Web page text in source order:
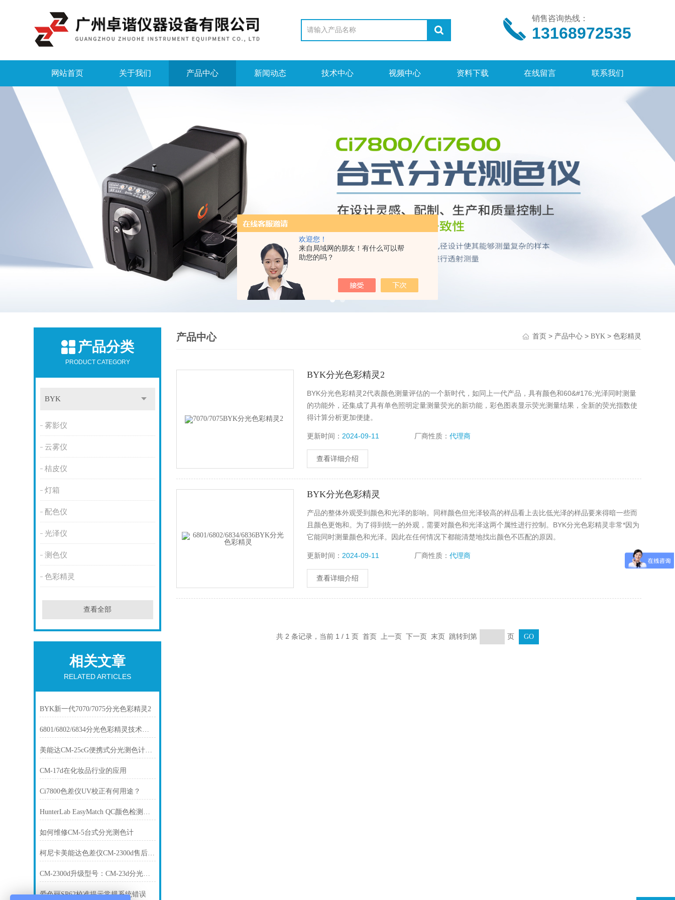
欢迎您！
来自局域网的朋友！有什么可以帮
助您的吗？
销售咨询热线：
13168972535
网站首页 关于我们 产品中心 新闻动态 技术中心 视频中心 资料下载 在线留言 联系我们
产品分类
PRODUCT CATEGORY
BYK
雾影仪
云雾仪
桔皮仪
灯箱
配色仪
光泽仪
测色仪
色彩精灵
查看全部
相关文章
RELATED ARTICLES
BYK新一代7070/7075分光色彩精灵2
6801/6802/6834分光色彩精灵技术参数
美能达CM-25cG便携式分光测色计行业标准
CM-17d在化妆品行业的应用
Ci7800色差仪UV校正有何用途？
HunterLab EasyMatch QC颜色检测管理软件选购指南
如何维修CM-5台式分光测色计
柯尼卡美能达色差仪CM-2300d售后服务
CM-2300d升级型号：CM-23d分光测色计
爱色丽SP62校准提示常规系统错误
产品中心 首页> 产品中心> BYK > 色彩精灵
BYK分光色彩精灵2
BYK分光色彩精灵2代表颜色测量评估的一个新时代，如同上一代产品，具有颜色和60&#176;光泽同时测量
的功能外，还集成了具有单色照明定量测量荧光的新功能，彩色图表显示荧光测量结果，全新的荧光指数使
得计算分析更加便捷。
更新时间： 2024-09-11 厂商性质：代理商
查看详细介绍
BYK分光色彩精灵
产品的整体外观受到颜色和光泽的影响。同样颜色但光泽较高的样品看上去比低光泽的样品要来得暗一些而
且颜色更饱和。为了得到统一的外观，需要对颜色和光泽这两个属性进行控制。BYK分光色彩精灵非常*因为
它能同时测量颜色和光泽。因此在任何情况下都能清楚地找出颜色不匹配的原因。
更新时间： 2024-09-11 厂商性质：代理商
查看详细介绍
共 2 条记录，当前 1 / 1 页 首页 上一页 下一页 末页 跳转到第 页